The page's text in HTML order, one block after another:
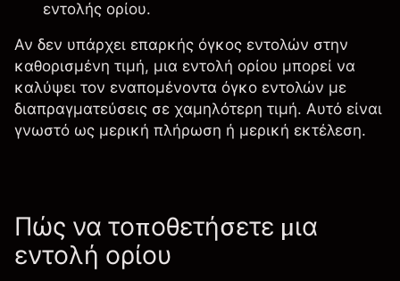
εντολής ορίου.
Αν δεν υπάρχει επαρκής όγκος εντολών στην
καθορισμένη τιμή, μια εντολή ορίου μπορεί να
καλύψει τον εναπομένοντα όγκο εντολών με
διαπραγματεύσεις σε χαμηλότερη τιμή. Αυτό είναι
γνωστό ως μερική πλήρωση ή μερική εκτέλεση.
Πώς να τοποθετήσετε μια
εντολή ορίου